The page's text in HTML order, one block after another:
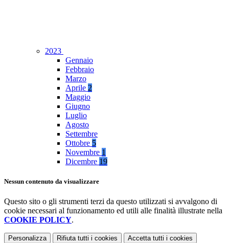
2023
Gennaio
Febbraio
Marzo
Aprile 2
Maggio
Giugno
Luglio
Agosto
Settembre
Ottobre 5
Novembre 1
Dicembre 19
Nessun contenuto da visualizzare
Questo sito o gli strumenti terzi da questo utilizzati si avvalgono di
cookie necessari al funzionamento ed utili alle finalità illustrate nella
COOKIE POLICY.
Personalizza Rifiuta tutti i cookies Accetta tutti i cookies